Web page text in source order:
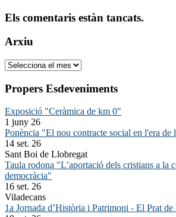
Els comentaris estàn tancats.
Arxiu
Arxiu
Propers Esdeveniments
Exposició "Ceràmica de km 0"
1 juny 26
Ponència "El nou contracte social en l'era de
14 set. 26
Sant Boi de Llobregat
Taula rodona "L’aportació dels cristians a la
democràcia"
16 set. 26
Viladecans
1a Jornada d’Història i Patrimoni - El Prat